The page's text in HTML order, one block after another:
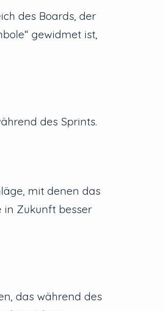
des Boards, der
gewidmet ist,
des Sprints.
mit denen das
in Zukunft besser
das während des